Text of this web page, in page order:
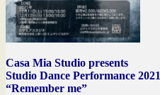
Casa Mia Studio presents
Studio Dance Performance 2021
“Remember me”